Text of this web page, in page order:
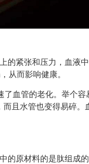
的紧张和压力，血液
从而影响健康。
了血管的老化。举个
且水管也变得易碎。
的原材料的是肽组成